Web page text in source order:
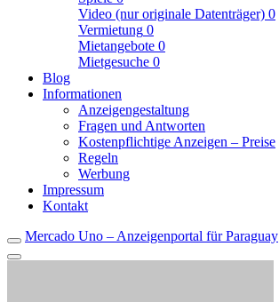
Video (nur originale Datenträger) 0
Vermietung 0
Mietangebote 0
Mietgesuche 0
Blog
Informationen
Anzeigengestaltung
Fragen und Antworten
Kostenpflichtige Anzeigen – Preise
Regeln
Werbung
Impressum
Kontakt
Mercado Uno – Anzeigenportal für Paraguay